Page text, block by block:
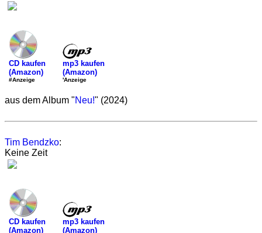
CD kaufen
(Amazon)
#Anzeige
mp3 kaufen
(Amazon)
'Anzeige
aus dem Album "Neu!" (2024)
Tim Bendzko:
Keine Zeit
CD kaufen
(Amazon)
mp3 kaufen
(Amazon)